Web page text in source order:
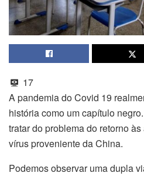
17
A pandemia do Covid 19
história como um capítulo
tratar do problema do retorno
vírus proveniente da China.
Podemos observar uma dupla